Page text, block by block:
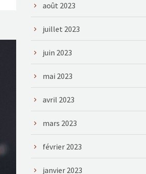
août 2023
juillet 2023
juin 2023
mai 2023
avril 2023
mars 2023
février 2023
janvier 2023